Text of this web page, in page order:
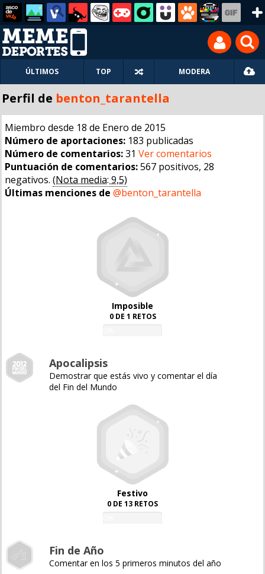
ÚLTIMOS TOP MODERA
Perfil de benton_tarantella
Miembro desde 18 de Enero de 2015
Número de aportaciones: 183 publicadas
Número de comentarios:31 Ver comentarios
Puntuación de comentarios:567 positivos, 28
negativos. (Nota media: 9,5)
Últimas menciones de @benton_tarantella
Imposible
0 DE 1 RETOS
Apocalipsis
Demostrar que estás vivo y comentar el día
del Fin del Mundo
Festivo
0 DE 13 RETOS
Fin de Año
Comentar en los 5 primeros minutos del año